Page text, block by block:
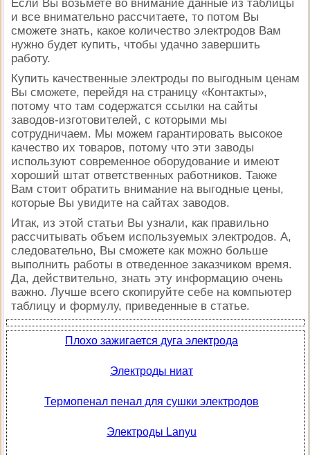
Если Вы возьмете во внимание данные из таблицы
и все внимательно рассчитаете, то потом Вы
сможете знать, какое количество электродов Вам
нужно будет купить, чтобы удачно завершить
работу.
Купить качественные электроды по выгодным ценам
Вы сможете, перейдя на страницу «Контакты»,
потому что там содержатся ссылки на сайты
заводов-изготовителей, с которыми мы
сотрудничаем. Мы можем гарантировать высокое
качество их товаров, потому что эти заводы
используют современное оборудование и имеют
хороший штат ответственных работников. Также
Вам стоит обратить внимание на выгодные цены,
которые Вы увидите на сайтах заводов.
Итак, из этой статьи Вы узнали, как правильно
рассчитывать объем используемых электродов. А,
следовательно, Вы сможете как можно больше
выполнить работы в отведенное заказчиком время.
Да, действительно, знать эту информацию очень
важно. Лучше всего скопируйте себе на компьютер
таблицу и формулу, приведенные в статье.
Плохо зажигается дуга электрода
Электроды ниат
Термопенал пенал для сушки электродов
Электроды Lanyu